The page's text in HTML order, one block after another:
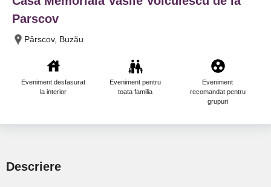
Parscov
Pârscov, Buzău
Eveniment desfasurat
la interior
Eveniment pentru
toata familia
Eveniment
recomandat pentru
grupuri
Descriere